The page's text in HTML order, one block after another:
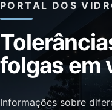
PORTAL DOS
folgas em
Informações sobre